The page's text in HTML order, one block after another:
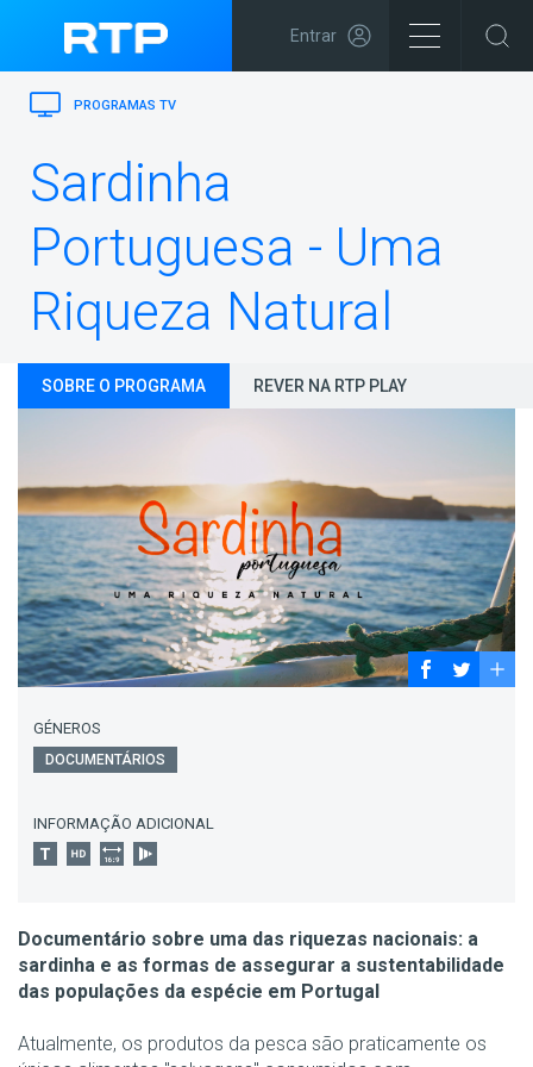
Entrar
PROGRAMAS TV
Sardinha
Portuguesa - Uma
Riqueza Natural
SOBRE O PROGRAMA REVER NA RTP PLAY
GÉNEROS
DOCUMENTÁRIOS
INFORMAÇÃO ADICIONAL
Documentário sobre uma das riquezas nacionais: a
sardinha e as formas de assegurar a sustentabilidade
das populações da espécie em Portugal
Atualmente, os produtos da pesca são praticamente os